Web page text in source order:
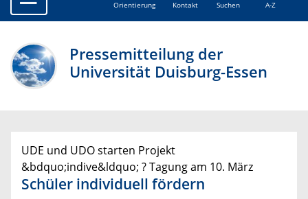
Orientierung Kontakt Suchen A-Z
Pressemitteilung der
Universität Duisburg-Essen
UDE und UDO starten Projekt
&bdquo;indive&ldquo; ? Tagung am 10. März
Schüler individuell fördern